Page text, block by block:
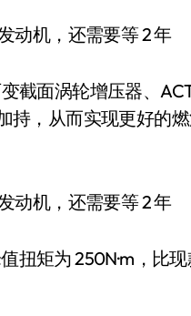
截面涡轮增压器、
持，从而实现更好的
扭矩为 250N·m，比